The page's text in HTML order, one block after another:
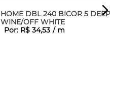
HOME DBL 240 BICOR 5 DEEP
WINE/OFF WHITE
Por: R$ 34,53 / m